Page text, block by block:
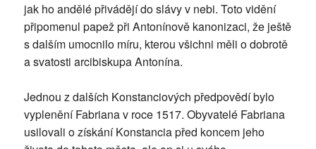
jak ho andělé přivádějí do slávy v nebi. Toto vidění
připomenul papež při Antonínově kanonizaci, že ještě
s dalším umocnilo míru, kterou všichni měli o dobrotě
a svatosti arcibiskupa Antonína.
Jednou z dalších Konstanciových předpovědí bylo
vyplenění Fabriana v roce 1517. Obyvatelé Fabriana
usilovali o získání Konstancia před koncem jeho